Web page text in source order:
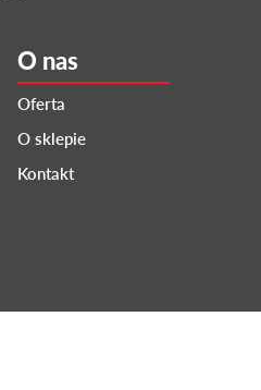
O nas
Oferta
O sklepie
Kontakt